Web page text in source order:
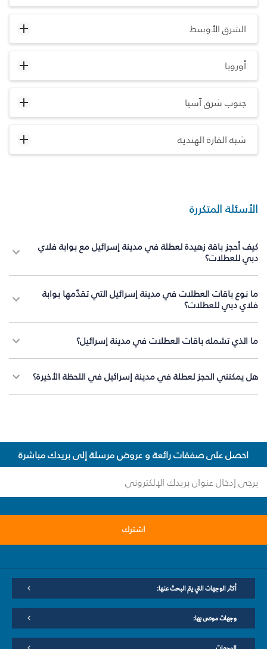
الشرق الأوسط
أوروبا
جنوب شرق آسيا
شبه القارة الهندية
الأسئلة المتكررة
كيف أحجز باقة زهيدة لعطلة في مدينة إسرائيل مع بوابة فلاي
دبي للعطلات؟
ما نوع باقات العطلات في مدينة إسرائيل التي تقدّمها بوابة
فلاي دبي للعطلات؟
ما الذي تشمله باقات العطلات في مدينة إسرائيل؟
هل يمكنني الحجز لعطلة في مدينة إسرائيل في اللحظة الأخيرة؟
احصل على صفقات رائعة و عروض مرسلة إلى بريدك مباشرة
اشترك
أكثر الوجهات التي يتم البحث عنها:
وجهات موصى بها: